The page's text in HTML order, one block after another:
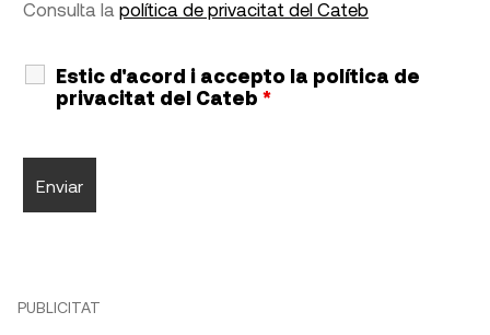
Consulta la política de privacitat del Cateb
Estic d'acord i accepto la política de
privacitat del Cateb *
PUBLICITAT